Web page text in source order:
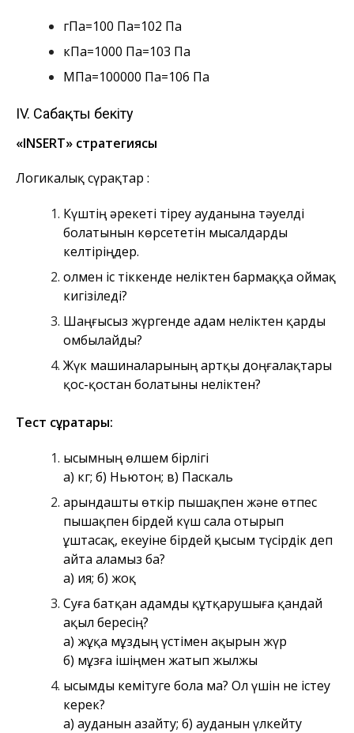
гПа=100 Па=102 Па
кПа=1000 Па=103 Па
МПа=100000 Па=106 Па
ІV. Сабақты бекіту
«INSERT» стратегиясы
Логикалық сүрақтар :
Күштің әрекеті тіреу ауданына тәуелді
болатынын көрсететін мысалдарды
келтіріңдер.
Қолмен іс тіккенде неліктен бармаққа оймақ
кигізіледі?
Шаңғысыз жүргенде адам неліктен қарды
омбылайды?
Жүк машиналарының артқы доңғалақтары
қос-қостан болатыны неліктен?
Тест сұрақтары:
Қысымның өлшем бірлігі
а) кг; б) Ньютон; в) Паскаль
Қарындашты өткір пышақпен және өтпес
пышақпен бірдей күш сала отырып
ұштасақ, екеуіне бірдей қысым түсірдік деп
айта аламыз ба?
а) ия; б) жоқ
Суға батқан адамды құтқарушыға қандай
ақыл бересің?
а) жұқа мұздың үстімен ақырын жүр
б) мұзға ішіңмен жатып жылжы
Қысымды кемітуге бола ма? Ол үшін не істеу
керек?
а) ауданын азайту; б) ауданын үлкейту